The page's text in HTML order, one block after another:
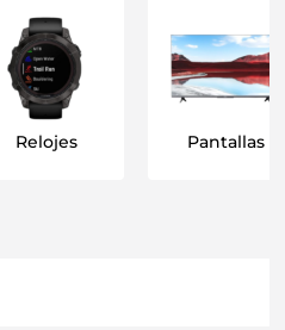
Relojes Pantallas